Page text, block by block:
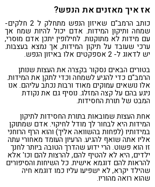
אז איך מאזנים את הנפש?
כותב הרמב"ם שאיזון הנפש מתחלק ל 2 חלקים-
שמחה ותיקון המידות. אדם יכול להיות שמח אך
עם מידות לא מתוקנות. לחילופין יתכן אדם מוסרי,
ערכי שעובד על תיקון המידות, אך נמצא בעצבות.
יש לדאוג ל- 2 אספקטים אלו באיזון הנפש.
בטורים הבאים נסקור בקצרה את העצות שנותן
הרמב"ם כדי להגיע לשמחה וכדי לתקן את המידות.
אלו נושאים עמוקים מאוד ורבות נכתב עליהם. אנו
ניגע בהם על קצה המזלג. נוסיף גם את נקודת
המבט של תורת החסידות.
אחת העצות שמובאות בתורת החסידות לתיקון
המידות היא לבחור לך מודל לחיקוי. אדם שמתוקן
במידותיו (לפחות בהשוואה אליך) והוא הרף הרוחני
אליו אתה שואף להגיע. הרעיון העומד מאחורי עתה
זו הוא פשוט. הרי ידוע שהדרך הטובה ביותר לחנך
ילדים, היא לא להטיף להם, להרצות להם וכו' אלא
להראות להם דוגמא אישית. כל השיחות והסיפורים
שהילד יקרא, לא ישפיעו עליו כמו דוגמא חיה
שהוא רואה מהוריו.